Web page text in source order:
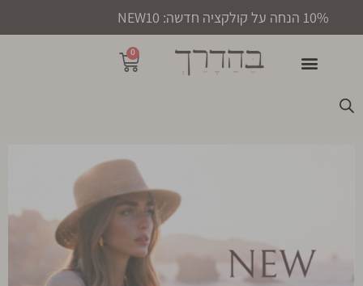
10% הנחה על קולקציה חדשה: NEW10
0